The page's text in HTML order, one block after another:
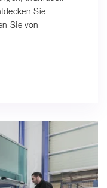
Sie
Sie von